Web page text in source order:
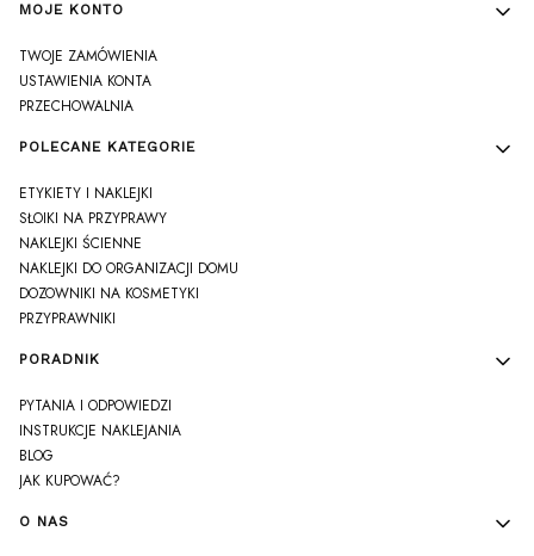
MOJE KONTO
TWOJE ZAMÓWIENIA
USTAWIENIA KONTA
PRZECHOWALNIA
POLECANE KATEGORIE
ETYKIETY I NAKLEJKI
SŁOIKI NA PRZYPRAWY
NAKLEJKI ŚCIENNE
NAKLEJKI DO ORGANIZACJI DOMU
DOZOWNIKI NA KOSMETYKI
PRZYPRAWNIKI
PORADNIK
PYTANIA I ODPOWIEDZI
INSTRUKCJE NAKLEJANIA
BLOG
JAK KUPOWAĆ?
O NAS